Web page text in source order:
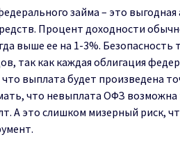
займа – это
Процент доходности
выше ее на 1-3%. Безопасность
так как каждая облигация
что выплата будет произведена
что невыплата ОФЗ возможна
А это слишком мизерный риск,